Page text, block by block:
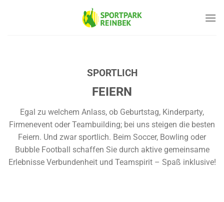
SPORTLICH
FEIERN
Egal zu welchem Anlass, ob Geburtstag, Kinderparty,
Firmenevent oder Teambuilding; bei uns steigen die besten
Feiern. Und zwar sportlich. Beim Soccer, Bowling oder
Bubble Football schaffen Sie durch aktive gemeinsame
Erlebnisse Verbundenheit und Teamspirit – Spaß inklusive!